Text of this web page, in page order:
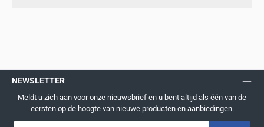
NEWSLETTER
Meldt u zich aan voor onze nieuwsbrief en u bent altijd als één van de
eersten op de hoogte van nieuwe producten en aanbiedingen.